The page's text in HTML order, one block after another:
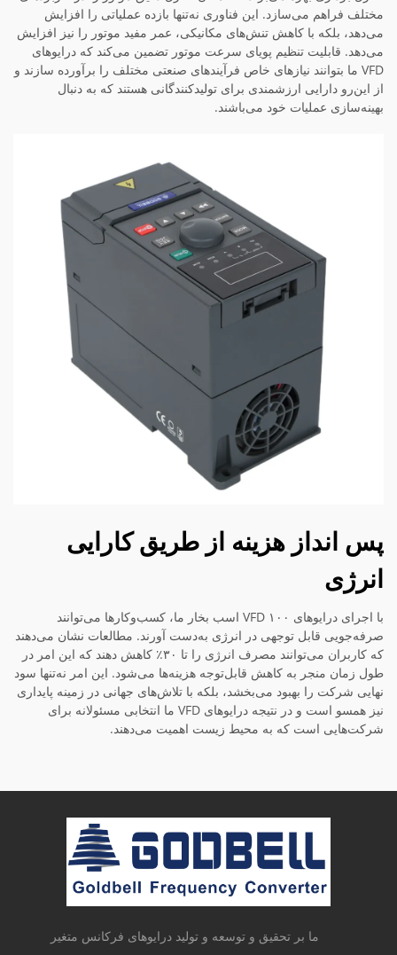
مختلف فراهم می‌سازد. این فناوری نه‌تنها بازده عملیاتی را افزایش
می‌دهد، بلکه با کاهش تنش‌های مکانیکی، عمر مفید موتور را نیز افزایش
می‌دهد. قابلیت تنظیم پویای سرعت موتور تضمین می‌کند که درایوهای
VFD ما بتوانند نیازهای خاص فرآیندهای صنعتی مختلف را برآورده سازند و
از این‌رو دارایی ارزشمندی برای تولیدکنندگانی هستند که به دنبال
بهینه‌سازی عملیات خود می‌باشند.
پس انداز هزینه از طریق کارایی
انرژی
با اجرای درایوهای VFD ۱۰۰ اسب بخار ما، کسب‌وکارها می‌توانند
صرفه‌جویی قابل توجهی در انرژی به‌دست آورند. مطالعات نشان می‌دهند
که کاربران می‌توانند مصرف انرژی را تا ۳۰٪ کاهش دهند که این امر در
طول زمان منجر به کاهش قابل‌توجه هزینه‌ها می‌شود. این امر نه‌تنها سود
نهایی شرکت را بهبود می‌بخشد، بلکه با تلاش‌های جهانی در زمینه پایداری
نیز همسو است و در نتیجه درایوهای VFD ما انتخابی مسئولانه برای
شرکت‌هایی است که به محیط زیست اهمیت می‌دهند.
ما بر تحقیق و توسعه و تولید درایوهای فرکانس متغیر